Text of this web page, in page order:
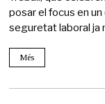
posar el focus en
seguretat laboral ja
Més